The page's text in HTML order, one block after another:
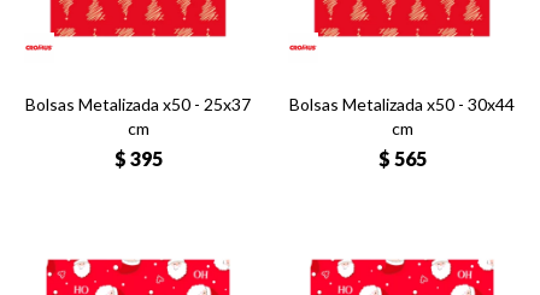
Bolsas Metalizada x50 - 25x37
cm
$ 395
Bolsas Metalizada x50 - 30x44
cm
$ 565